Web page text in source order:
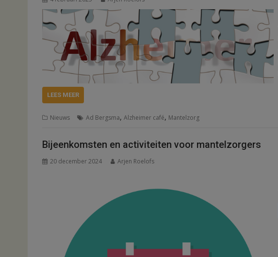
LEES MEER
Nieuws Ad Bergsma, Alzheimer café, Mantelzorg
Bijeenkomsten en activiteiten voor mantelzorgers
20 december 2024 Arjen Roelofs